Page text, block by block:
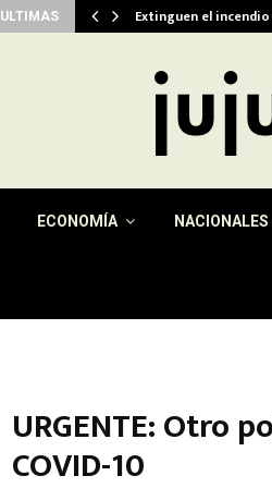
ULTIMAS Extinguen el
ECONOMÍA NACIONALES
URGENTE: Otro
COVID-10